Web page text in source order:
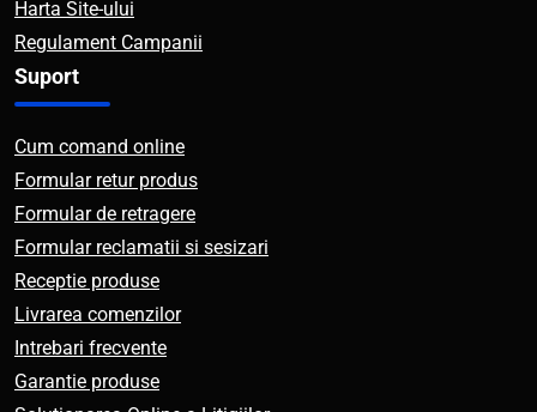
Harta Site-ului
Regulament Campanii
Suport
Cum comand online
Formular retur produs
Formular de retragere
Formular reclamatii si sesizari
Receptie produse
Livrarea comenzilor
Intrebari frecvente
Garantie produse